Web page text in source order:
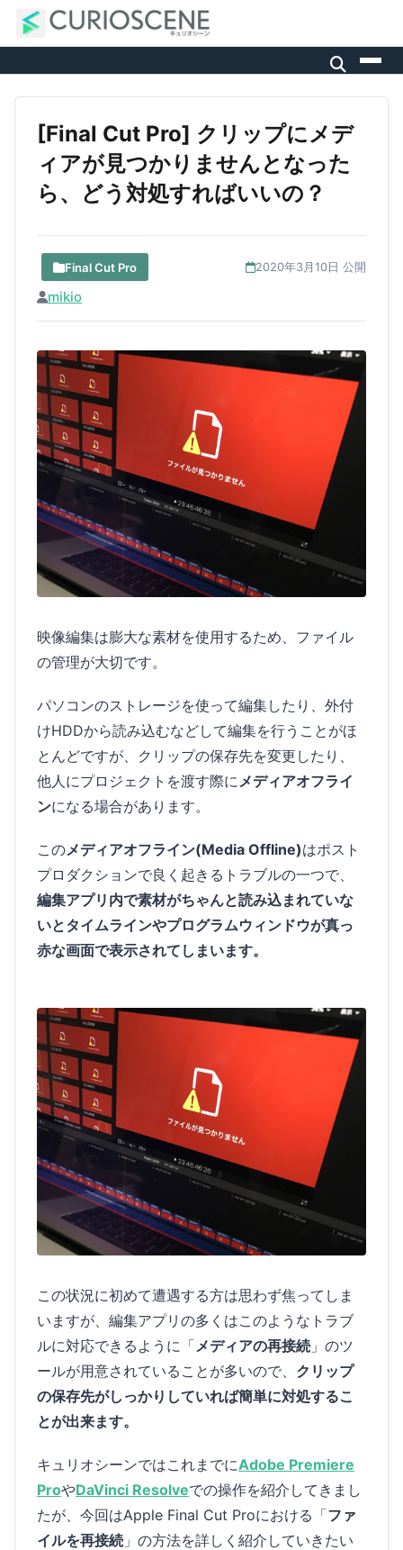
[Final Cut Pro] クリップにメデ
ィアが見つかりませんとなった
ら、どう対処すればいいの？
Final Cut Pro 2020年3月10日 公開
mikio
映像編集は膨大な素材を使用するため、ファイル
の管理が大切です。
パソコンのストレージを使って編集したり、外付
けHDDから読み込むなどして編集を行うことがほ
とんどですが、クリップの保存先を変更したり、
他人にプロジェクトを渡す際にメディアオフライ
ンになる場合があります。
このメディアオフライン(Media Offline)はポスト
プロダクションで良く起きるトラブルの一つで、
編集アプリ内で素材がちゃんと読み込まれていな
いとタイムラインやプログラムウィンドウが真っ
赤な画面で表示されてしまいます。
この状況に初めて遭遇する方は思わず焦ってしま
いますが、編集アプリの多くはこのようなトラブ
ルに対応できるように「 メディアの再接続 」のツ
ールが用意されていることが多いので、 クリップ
の保存先がしっかりしていれば簡単に対処するこ
とが出来ます。
キュリオシーンではこれまでにAdobe Premiere
ProやDaVinci Resolveでの操作を紹介してきまし
たが、今回はApple Final Cut Proにおける「ファ
イルを再接続 」の方法を詳しく紹介していきたい